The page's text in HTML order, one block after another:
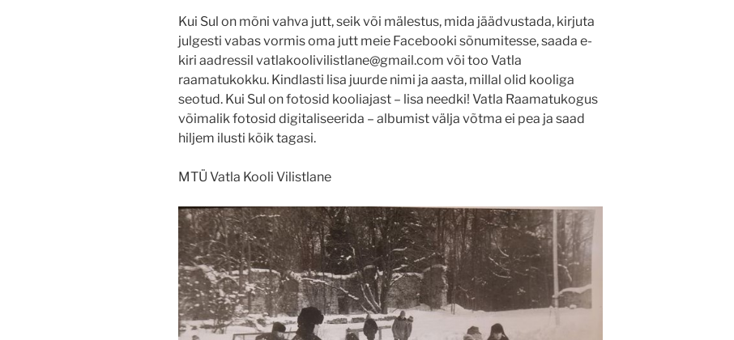
Kui Sul on mõni vahva jutt, seik või mälestus, mida jäädvustada, kirjuta
julgesti vabas vormis oma jutt meie Facebooki sõnumitesse, saada e-
kiri aadressil vatlakoolivilistlane@gmail.com või too Vatla
raamatukokku. Kindlasti lisa juurde nimi ja aasta, millal olid kooliga
seotud. Kui Sul on fotosid kooliajast – lisa needki! Vatla Raamatukogus
võimalik fotosid digitaliseerida – albumist välja võtma ei pea ja saad
hiljem ilusti kõik tagasi.
MTÜ Vatla Kooli Vilistlane